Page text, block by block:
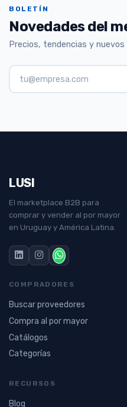
BOLETÍN
Novedades del
Precios, tendencias y nuevos
LUSI
El marketplace B2B para
comprar y vender al por mayor
en Uruguay y América Latina.
COMPRADORES
Buscar proveedores
Compra al por mayor
Catálogos
Categorías
RECURSOS
Blog